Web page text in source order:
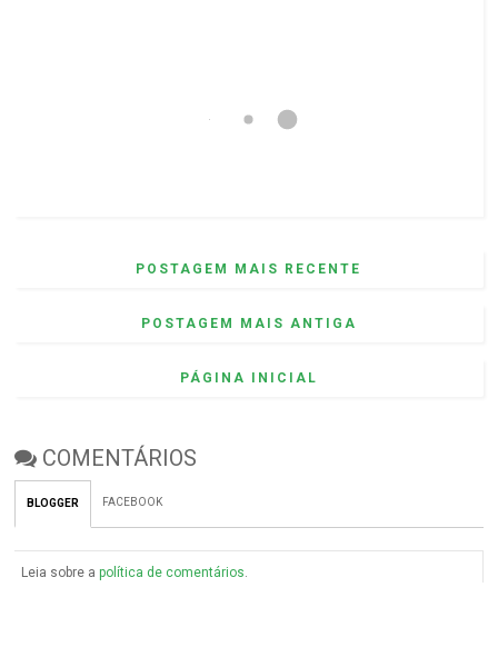
POSTAGEM MAIS RECENTE
POSTAGEM MAIS ANTIGA
PÁGINA INICIAL
COMENTÁRIOS
BLOGGER FACEBOOK
Leia sobre apolítica de comentários.